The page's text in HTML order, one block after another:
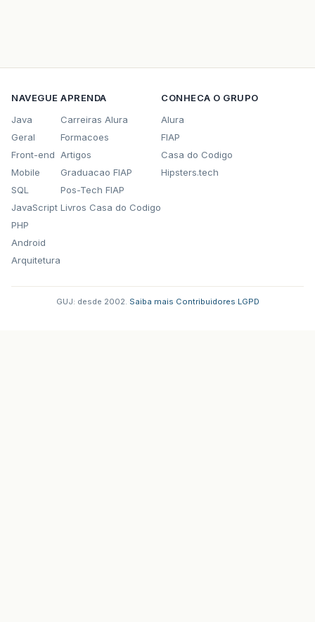
NAVEGUE
Java
Geral
Front-end
Mobile
SQL
JavaScript
PHP
Android
Arquitetura
APRENDA
Carreiras Alura
Formacoes
Artigos
Graduacao FIAP
Pos-Tech FIAP
Livros Casa do Codigo
CONHECA O GRUPO
Alura
FIAP
Casa do Codigo
Hipsters.tech
GUJ: desde 2002. Saiba mais Contribuidores LGPD